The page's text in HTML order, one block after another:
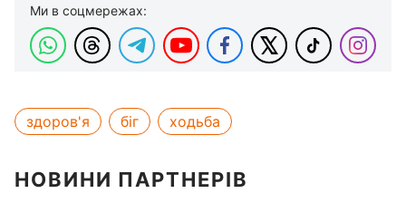
Ми в соцмережах:
здоров'я біг ходьба
НОВИНИ ПАРТНЕРІВ